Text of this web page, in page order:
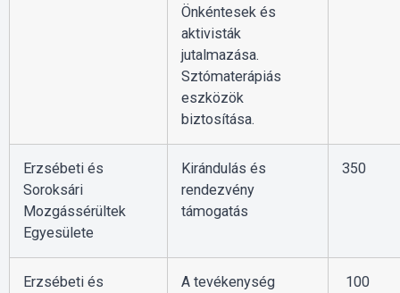
Önkéntesek és
aktivisták
jutalmazása.
Sztómaterápiás
eszközök
biztosítása.
Erzsébeti és
Soroksári
Mozgássérültek
Egyesülete
Kirándulás és
rendezvény
támogatás
350
Erzsébeti és
A tevékenység
100